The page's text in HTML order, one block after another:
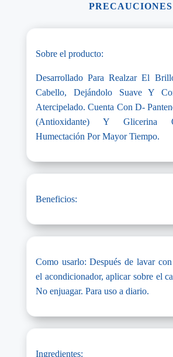
PRECAUCIONES
Sobre el producto:
Desarrollado Para Realzar El
Cabello, Dejándolo Suave Y
Atercipelado. Cuenta Con D-
(Antioxidante) Y Glicerina
Humectación Por Mayor Tiempo.
Beneficios:
Como usarlo: Después de lavar
el acondicionador, aplicar sobre el
No enjuagar. Para uso a diario.
Ingredientes: